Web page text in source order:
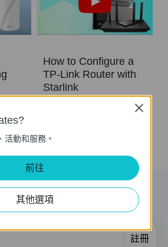
How to Configure a
TP-Link Router with
Starlink
註冊
活動和服務。
前往
其他選項
Close